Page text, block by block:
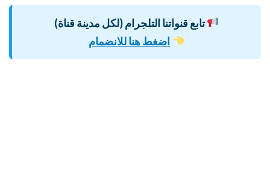
تابع قنواتنا التلجرام (لكل مدينة قناة)
اضغط هنا للانضمام